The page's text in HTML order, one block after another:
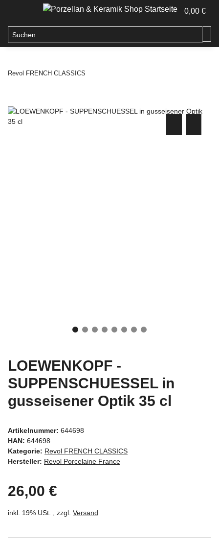
0,00 €
Revol FRENCH CLASSICS
LOEWENKOPF -
SUPPENSCHUESSEL in
gusseisener Optik 35 cl
Artikelnummer: 644698
HAN: 644698
Kategorie: Revol FRENCH CLASSICS
Hersteller: Revol Porcelaine France
26,00 €
inkl. 19% USt. , zzgl. Versand